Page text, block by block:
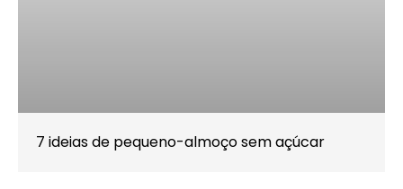
7 ideias de pequeno-almoço sem açúcar